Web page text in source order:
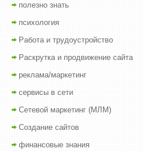
полезно знать
психология
Работа и трудоустройство
Раскрутка и продвижение сайта
реклама/маркетинг
сервисы в сети
Сетевой маркетинг (МЛМ)
Создание сайтов
финансовые знания